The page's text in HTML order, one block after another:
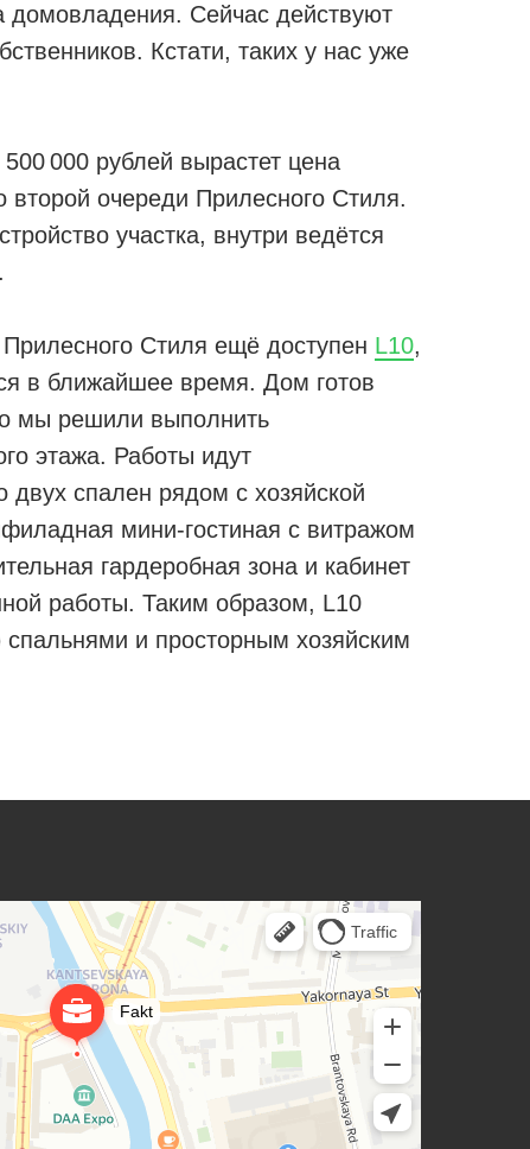
домовладения. Сейчас действуют
Кстати, таких у нас уже
000 рублей вырастет цена
второй очереди Прилесного Стиля.
участка, внутри ведётся
Стиля ещё доступен L10,
в ближайшее время. Дом готов
мы решили выполнить
этажа. Работы идут
спален рядом с хозяйской
мини-гостиная с витражом
гардеробная зона и кабинет
работы. Таким образом, L10
и просторным хозяйским